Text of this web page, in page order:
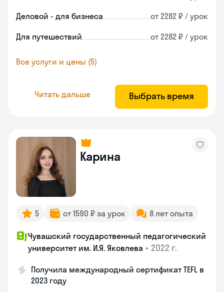
Деловой - для бизнеса от 2282 ₽ / урок
Для путешествий от 2282 ₽ / урок
Все услуги и цены (5)
Читать дальше Выбрать время
Карина
5 от 1590 ₽ за урок 8 лет опыта
Чувашский государственный педагогический
университет им. И.Я. Яковлева • 2022 г.
Получила международный сертификат TEFL в
2023 году